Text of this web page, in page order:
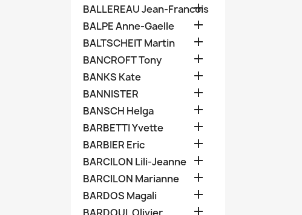
BALLEREAU Jean-Francois

BALPE Anne-Gaelle 
BALTSCHEIT Martin 
BANCROFT Tony 
BANKS Kate 
BANNISTER 
BANSCH Helga 
BARBETTI Yvette 
BARBIER Eric 
BARCILON Lili-Jeanne 
BARCILON Marianne 
BARDOS Magali 
